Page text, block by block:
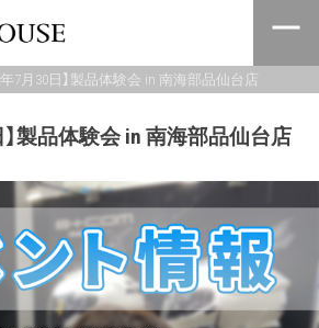
年7月30日】製品体験会 in 南海部品仙台店
】製品体験会 in 南海部品仙台店